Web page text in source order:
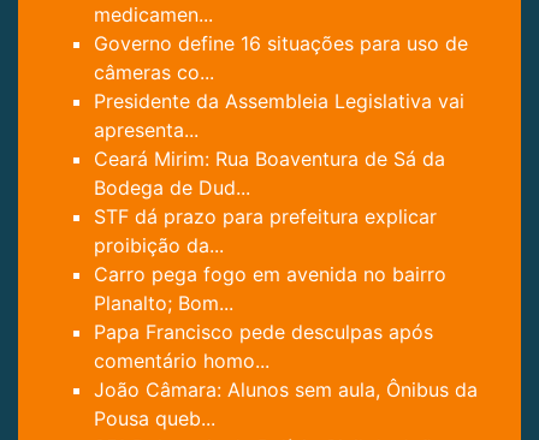
medicamen...
Governo define 16 situações para uso de
câmeras co...
Presidente da Assembleia Legislativa vai
apresenta...
Ceará Mirim: Rua Boaventura de Sá da
Bodega de Dud...
STF dá prazo para prefeitura explicar
proibição da...
Carro pega fogo em avenida no bairro
Planalto; Bom...
Papa Francisco pede desculpas após
comentário homo...
João Câmara: Alunos sem aula, Ônibus da
Pousa queb...